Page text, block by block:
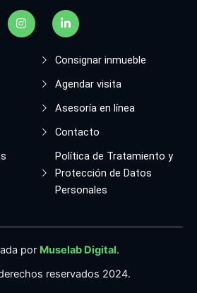
I
n
s
t
L
i
n
k
d
n
i
Consignar inmueble
Agendar visita
Asesoría en línea
Contacto
Política de Tratamiento y
Protección de Datos
Personales
por Muselab Digital.
reservados 2024.